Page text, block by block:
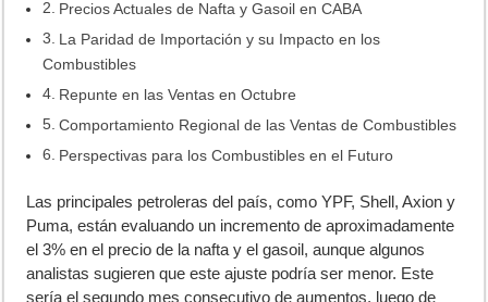
Precios Actuales de Nafta y Gasoil en CABA
La Paridad de Importación y su Impacto en los
Combustibles
Repunte en las Ventas en Octubre
Comportamiento Regional de las Ventas de Combustibles
Perspectivas para los Combustibles en el Futuro
Las principales petroleras del país, como YPF, Shell, Axion y
Puma, están evaluando un incremento de aproximadamente
el 3% en el precio de la nafta y el gasoil, aunque algunos
analistas sugieren que este ajuste podría ser menor. Este
sería el segundo mes consecutivo de aumentos, luego de